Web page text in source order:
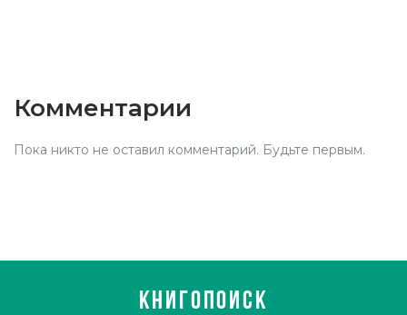
Комментарии
Пока никто не оставил комментарий. Будьте первым.
КНИГОПОИСК